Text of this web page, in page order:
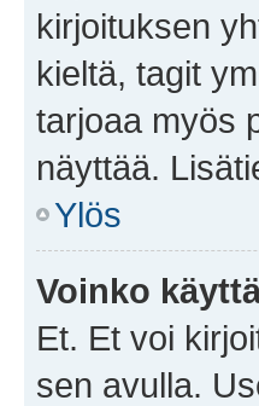
kirjoituksen
kieltä, tagit
tarjoaa myös
näyttää.
Ylös
Voinko
Et. Et voi
sen avulla.